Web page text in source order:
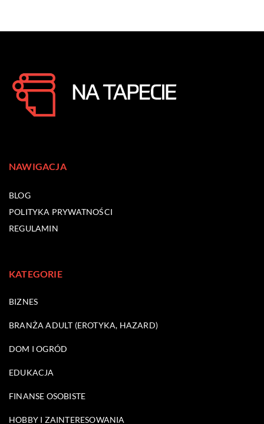
NAWIGACJA
BLOG
POLITYKA PRYWATNOŚCI
REGULAMIN
KATEGORIE
BIZNES
BRANŻA ADULT (EROTYKA, HAZARD)
DOM I OGRÓD
EDUKACJA
FINANSE OSOBISTE
HOBBY I ZAINTERESOWANIA